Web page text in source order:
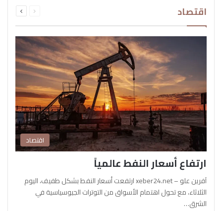
اقتصاد الصفحةالصفحة
اقتصاد
ارتفاع أسعار النفط عالمياً
آفرين علو – xeber24.net ارتفعت أسعار النفط بشكل طفيف، اليوم
الثلاثاء، مع تحول اهتمام الأسواق من التوترات الجيوسياسية في
الشرق…